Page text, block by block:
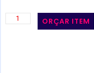
ORÇAR ITEM